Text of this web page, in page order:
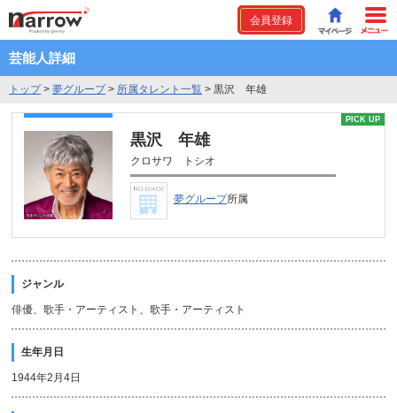
会員登録
芸能人詳細
トップ> 夢グループ> 所属タレント一覧 > 黒沢 年雄
PICK UP
黒沢 年雄
クロサワ トシオ
夢グループ所属
ジャンル
俳優、歌手・アーティスト、歌手・アーティスト
生年月日
1944年2月4日